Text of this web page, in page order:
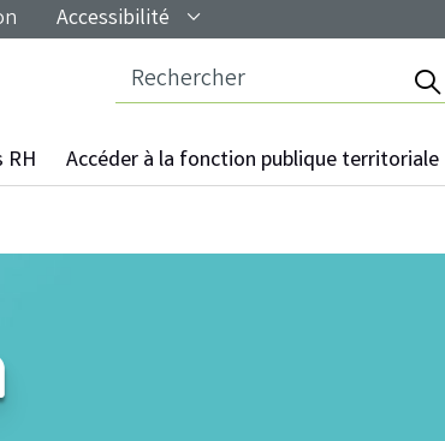
Accessibilité
RH Accéder à la fonction publique territoriale